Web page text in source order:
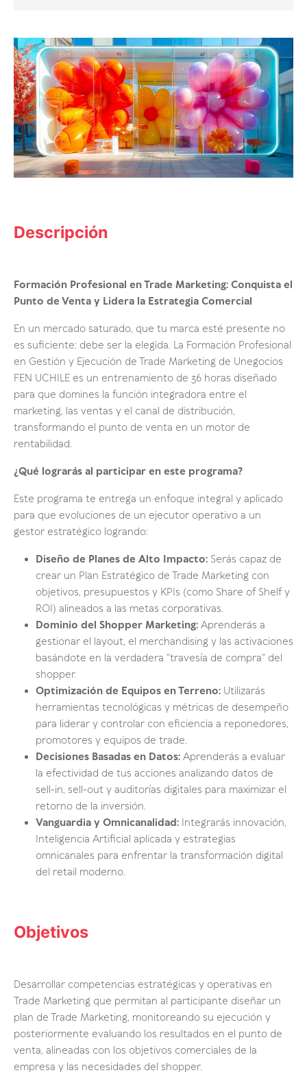
Descripción
Formación Profesional en Trade Marketing: Conquista el
Punto de Venta y Lidera la Estrategia Comercial
En un mercado saturado, que tu marca esté presente no
es suficiente: debe ser la elegida. La Formación Profesional
en Gestión y Ejecución de Trade Marketing de Unegocios
FEN UCHILE es un entrenamiento de 36 horas diseñado
para que domines la función integradora entre el
marketing, las ventas y el canal de distribución,
transformando el punto de venta en un motor de
rentabilidad.
¿Qué lograrás al participar en este programa?
Este programa te entrega un enfoque integral y aplicado
para que evoluciones de un ejecutor operativo a un
gestor estratégico logrando:
Diseño de Planes de Alto Impacto: Serás capaz de
crear un Plan Estratégico de Trade Marketing con
objetivos, presupuestos y KPIs (como Share of Shelf y
ROI) alineados a las metas corporativas.
Dominio del Shopper Marketing: Aprenderás a
gestionar el layout, el merchandising y las activaciones
basándote en la verdadera "travesía de compra" del
shopper.
Optimización de Equipos en Terreno: Utilizarás
herramientas tecnológicas y métricas de desempeño
para liderar y controlar con eficiencia a reponedores,
promotores y equipos de trade.
Decisiones Basadas en Datos: Aprenderás a evaluar
la efectividad de tus acciones analizando datos de
sell-in, sell-out y auditorías digitales para maximizar el
retorno de la inversión.
Vanguardia y Omnicanalidad: Integrarás innovación,
Inteligencia Artificial aplicada y estrategias
omnicanales para enfrentar la transformación digital
del retail moderno.
Objetivos
Desarrollar competencias estratégicas y operativas en
Trade Marketing que permitan al participante diseñar un
plan de Trade Marketing, monitoreando su ejecución y
posteriormente evaluando los resultados en el punto de
venta, alineadas con los objetivos comerciales de la
empresa y las necesidades del shopper.